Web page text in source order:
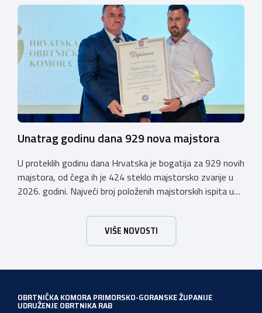
otvoren u petak, 23. listopada 2026. u
poslijepodnevnim, uz uvodno predavanje i pozdrav
domaćina. Tijekom subote, 24. listopada, održavat će se
predavanja, interaktivne radionice te okrugli stolovi na
aktualne teme. […]
Unatrag godinu dana 929 nova majstora
U proteklih godinu dana Hrvatska je bogatija za 929 novih
majstora, od čega ih je 424 steklo majstorsko zvanje u
2026. godini. Najveći broj položenih majstorskih ispita u
majstor elektroinstalater, majstor frizer, majstor
vodoinstalatera, instalatera grijanja i klimatizacije te
majstora automehaničara. Najveći broj navedenih
VIŠE NOVOSTI
OBRTNIČKA KOMORA PRIMORSKO-GORANSKE ŽUPANIJE
UDRUŽENJE OBRTNIKA RAB